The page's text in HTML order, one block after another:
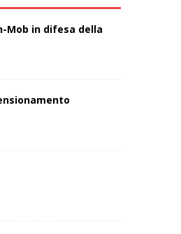
Mob in difesa della